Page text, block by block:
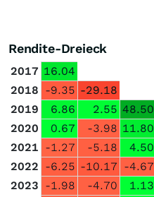
Rendite-Dreieck
2017 16.04
2018 -9.35 -29.18
2019
6.86 2.55 48.50
2020
0.67 -3.98 11.80
2021 -1.27 -5.18 4.50
2022 -6.25 -10.17 -4.67
2023 -1.98 -4.70 1.13